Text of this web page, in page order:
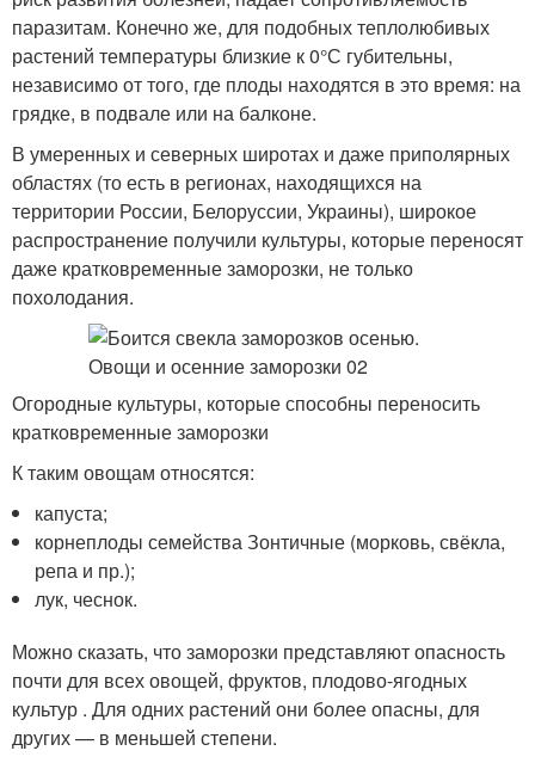
паразитам. Конечно же, для подобных теплолюбивых
растений температуры близкие к 0°С губительны,
независимо от того, где плоды находятся в это время: на
грядке, в подвале или на балконе.
В умеренных и северных широтах и даже приполярных
областях (то есть в регионах, находящихся на
территории России, Белоруссии, Украины), широкое
распространение получили культуры, которые переносят
даже кратковременные заморозки, не только
похолодания.
Огородные культуры, которые способны переносить
кратковременные заморозки
К таким овощам относятся:
капуста;
корнеплоды семейства Зонтичные (морковь, свёкла,
репа и пр.);
лук, чеснок.
Можно сказать, что заморозки представляют опасность
почти для всех овощей, фруктов, плодово-ягодных
культур . Для одних растений они более опасны, для
других — в меньшей степени.